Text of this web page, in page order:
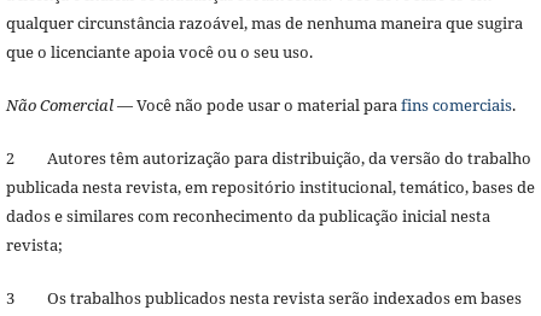
qualquer circunstância razoável, mas de nenhuma maneira que sugira
que o licenciante apoia você ou o seu uso.
Não Comercial— Você não pode usar o material parafins comerciais.
2 Autores têm autorização para distribuição, da versão do trabalho
publicada nesta revista, em repositório institucional, temático, bases de
dados e similares com reconhecimento da publicação inicial nesta
revista;
3 Os trabalhos publicados nesta revista serão indexados em bases